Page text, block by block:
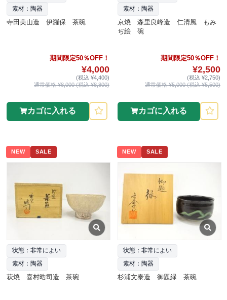
素材：陶器
寺田美山造 伊羅保 茶碗
期間限定50％OFF！
¥4,000
(税込 ¥4,400)
通常価格 ¥8,000 (税込 ¥8,800)
カゴに入れる
素材：陶器
京焼 森里良峰造 仁清風 もみ
ぢ絵 碗
期間限定50％OFF！
¥2,500
(税込 ¥2,750)
通常価格 ¥5,000 (税込 ¥5,500)
カゴに入れる
NEW SALE
状態：非常によい
素材：陶器
萩焼 喜村晧司造 茶碗
NEW SALE
状態：非常によい
素材：陶器
杉浦文泰造 御題緑 茶碗